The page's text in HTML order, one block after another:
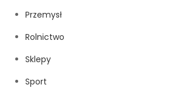
Przemysł
Rolnictwo
Sklepy
Sport